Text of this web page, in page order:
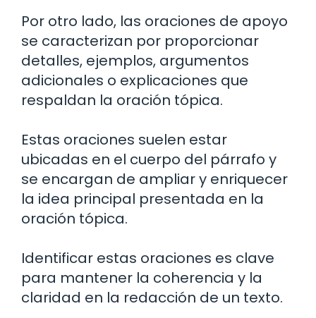
Por otro lado, las oraciones de apoyo
se caracterizan por proporcionar
detalles, ejemplos, argumentos
adicionales o explicaciones que
respaldan la oración tópica.
Estas oraciones suelen estar
ubicadas en el cuerpo del párrafo y
se encargan de ampliar y enriquecer
la idea principal presentada en la
oración tópica.
Identificar estas oraciones es clave
para mantener la coherencia y la
claridad en la redacción de un texto.